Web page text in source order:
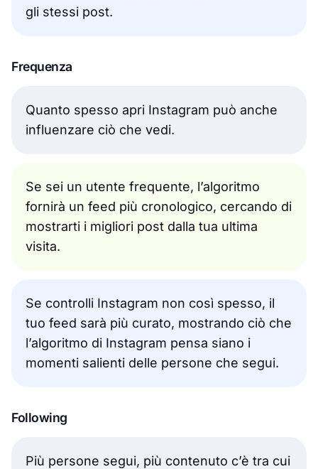
gli stessi post.
Frequenza
Quanto spesso apri Instagram può anche
influenzare ciò che vedi.
Se sei un utente frequente, l’algoritmo
fornirà un feed più cronologico, cercando di
mostrarti i migliori post dalla tua ultima
visita.
Se controlli Instagram non così spesso, il
tuo feed sarà più curato, mostrando ciò che
l’algoritmo di Instagram pensa siano i
momenti salienti delle persone che segui.
Following
Più persone segui, più contenuto c’è tra cui